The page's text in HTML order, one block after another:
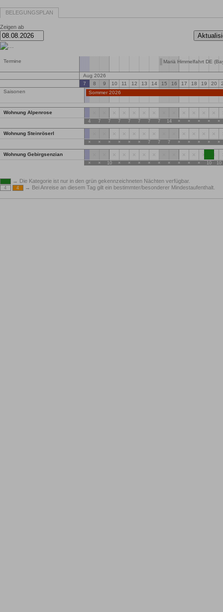
BELEGUNGSPLAN
Zeigen ab
Termine Mariä Himmelfahrt DE
Aug 2026
7
8 9 10 11 12 13 14 15 16 17 18 19 20
Saisonen
Sommer 2026
Wohnung Alpenrose
4 7 7 7 7 7 7 7 14 × × × × ×
Wohnung Steinröserl
× × × × × × 7 7 7 × × × × ×
Wohnung Gebirgsenzian
× × 10 × × × × × × × × × 10 10
→ Die Kategorie ist nur in den grün gekennzeichneten Nächten verfügbar.
4 4 → Bei Anreise an diesem Tag gilt ein bestimmter/besonderer Mindestaufenthalt.